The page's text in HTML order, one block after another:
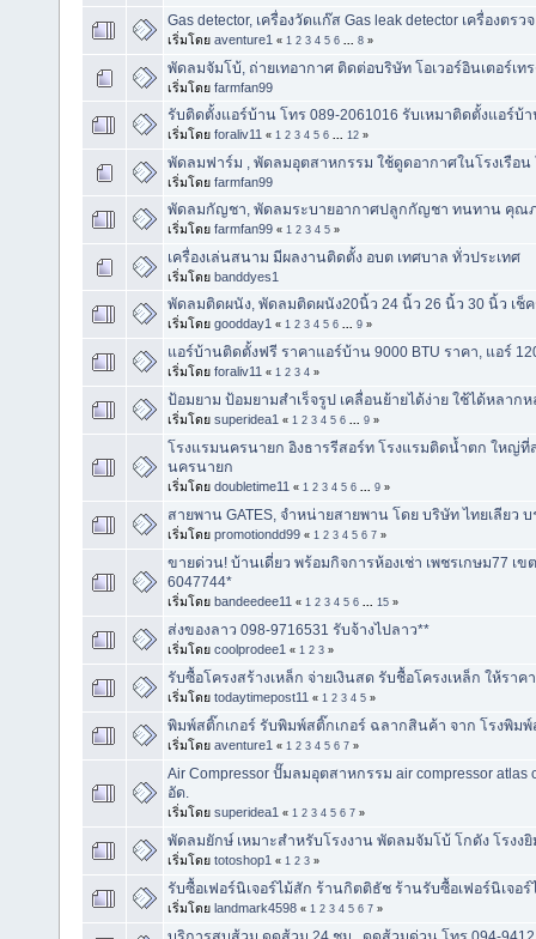
Gas detector, เครื่องวัดแก๊ส Gas leak detector เครื่องตรว
เริ่มโดย aventure1 « 1 2 3 4 5 6 8 »
พัดลมจัมโบ้, ถ่ายเทอากาศ ติดต่อบริษัท โอเวอร์อินเตอร์เท
เริ่มโดย farmfan99
รับติดตั้งแอร์บ้าน โทร 089-2061016 รับเหมาติดตั้งแอร์บ้
เริ่มโดย foraliv11 « 1 2 3 4 5 6 12 »
พัดลมฟาร์ม , พัดลมอุตสาหกรรม ใช้ดูดอากาศในโรงเรือน
เริ่มโดย farmfan99
พัดลมกัญชา, พัดลมระบายอากาศปลูกกัญชา ทนทาน คุณ
เริ่มโดย farmfan99 « 1 2 3 4 5 »
เครื่องเล่นสนาม มีผลงานติดตั้ง อบต เทศบาล ทั่วประเทศ
เริ่มโดย banddyes1
พัดลมติดผนัง, พัดลมติดผนัง20นิ้ว 24 นิ้ว 26 นิ้ว 30 นิ้ว เช็
เริ่มโดย goodday1 « 1 2 3 4 5 6 9 »
แอร์บ้านติดตั้งฟรี ราคาแอร์บ้าน 9000 BTU ราคา, แอร์
เริ่มโดย foraliv11 « 1 2 3 4 »
ป้อมยาม ป้อมยามสำเร็จรูป เคลื่อนย้ายได้ง่าย ใช้ได้หลาก
เริ่มโดย superidea1 « 1 2 3 4 5 6 9 »
โรงแรมนครนายก อิงธารรีสอร์ท โรงแรมติดน้ำตก ใหญ่
นครนายก
เริ่มโดย doubletime11 « 1 2 3 4 5 6 9 »
สายพาน GATES, จำหน่ายสายพาน โดย บริษัท ไทยเลียว
เริ่มโดย promotiondd99 « 1 2 3 4 5 6 7 »
ขายด่วน! บ้านเดี่ยว พร้อมกิจการห้องเช่า เพชรเกษม77 เ
6047744*
เริ่มโดย bandeedee11 « 1 2 3 4 5 6 15 »
ส่งของลาว 098-9716531 รับจ้างไปลาว**
เริ่มโดย coolprodee1 « 1 2 3 »
รับซื้อโครงสร้างเหล็ก จ่ายเงินสด รับชื้อโครงเหล็ก ให้ราค
เริ่มโดย todaytimepost11 « 1 2 3 4 5 »
พิมพ์สติ๊กเกอร์ รับพิมพ์สติ๊กเกอร์ ฉลากสินค้า จาก โรงพิมพ์
เริ่มโดย aventure1 « 1 2 3 4 5 6 7 »
Air Compressor ปั๊มลมอุตสาหกรรม air compressor
อัด.
เริ่มโดย superidea1 « 1 2 3 4 5 6 7 »
พัดลมยักษ์ เหมาะสำหรับโรงงาน พัดลมจัมโบ้ โกดัง โรงง
เริ่มโดย totoshop1 « 1 2 3 »
รับซื้อเฟอร์นิเจอร์ไม้สัก ร้านกิตติธัช ร้านรับซื้อเฟอร์นิเจอร์
เริ่มโดย landmark4598 « 1 2 3 4 5 6 7 »